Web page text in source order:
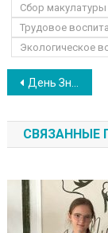
Сбор макулатуры
Трудовое
Экологическое
День Знаний в Первой гимназии
СВЯЗАННЫЕ